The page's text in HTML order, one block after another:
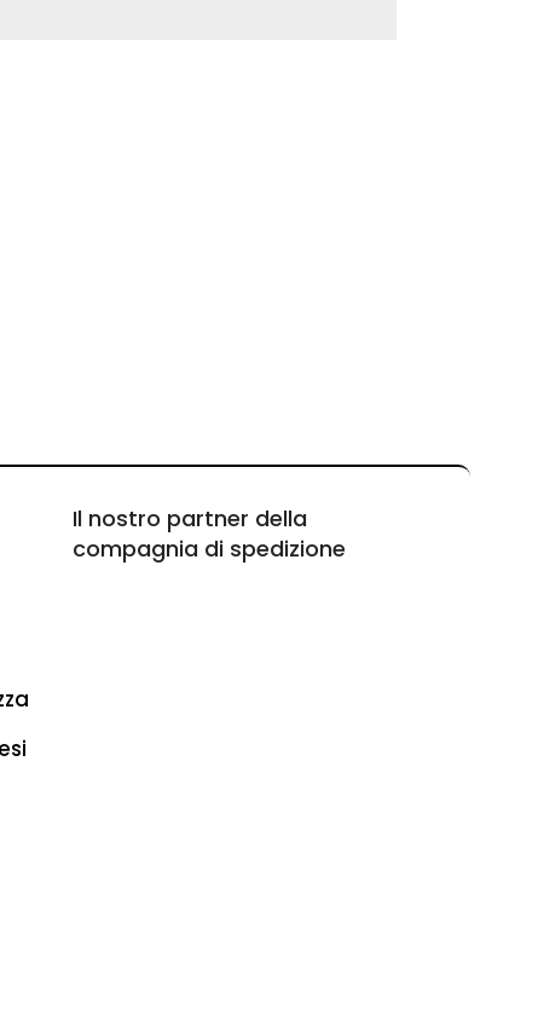
Il nostro partner della
compagnia di spedizione